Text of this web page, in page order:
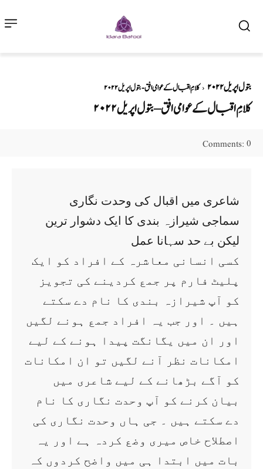
بتول اپریل ۲۰۲۲ کلامِ اقبال کے عوامی افق - بتول اپریل ۲۰۲۲
کلامِ اقبال کے عوامی افق – بتول اپریل ۲۰۲۲
Comments: 0
شاعری میں اقبال کی وحدت نگاری
سماجی شیرازہ بندی کا ایک دشوار ترین
لیکن بے حد سہانا عمل
کسی انسانی معاشرہ کے افراد کو ایک
پلیٹ فارم پر جمع کردینے کی تجویز
کو آپ شیرازہ بندی کا نام دے سکتے
ہیں ۔ اور جب یہ افراد جمع ہونے لگیں
اور ان میں یگانگت پیدا ہونے کے لیے
امکانات نظر آنے لگیں تو ان امکانات
کو آگے بڑھانے کے لیے شاعری میں
بیان کرنے کو آپ وحدت نگاری کا نام
دے سکتے ہیں ۔ جی ہاں وحدت نگاری کی
اصطلاح خاص میری وضع کردہ ہے اور یہ
بات میں ابتدا ہی میں واضح کردوں کہ